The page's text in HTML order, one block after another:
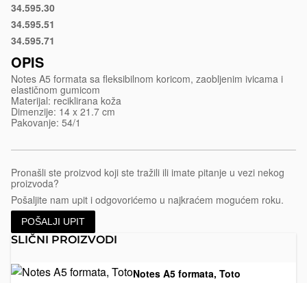
plava
Crvena
34.595.30
Svetlo
zelena
34.595.51
Bež
34.595.71
OPIS
Notes A5 formata sa fleksibilnom koricom, zaobljenim ivicama i
elastičnom gumicom
Materijal: reciklirana koža
Dimenzije: 14 x 21.7 cm
Pakovanje: 54/1
Pronašli ste proizvod koji ste tražili ili imate pitanje u vezi nekog
proizvoda?
Pošaljite nam upit i odgovorićemo u najkraćem mogućem roku.
POŠALJI UPIT
SLIČNI PROIZVODI
Notes A5 formata, Toto